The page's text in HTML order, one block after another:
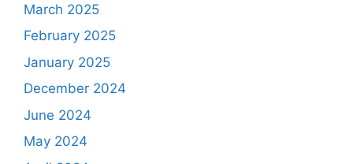
March 2025
February 2025
January 2025
December 2024
June 2024
May 2024